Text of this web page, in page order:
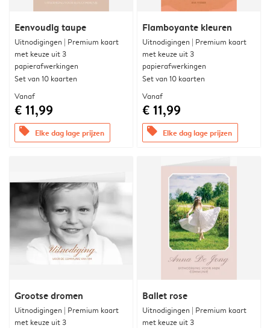
Eenvoudig taupe
Uitnodigingen | Premium kaart
met keuze uit 3
papierafwerkingen
Set van 10 kaarten
Vanaf
€ 11,99
offers Elke dag lage prijzen
Flamboyante kleuren
Uitnodigingen | Premium kaart
met keuze uit 3
papierafwerkingen
Set van 10 kaarten
Vanaf
€ 11,99
offers Elke dag lage prijzen
Grootse dromen
Uitnodigingen | Premium kaart
met keuze uit 3
Ballet rose
Uitnodigingen | Premium kaart
met keuze uit 3